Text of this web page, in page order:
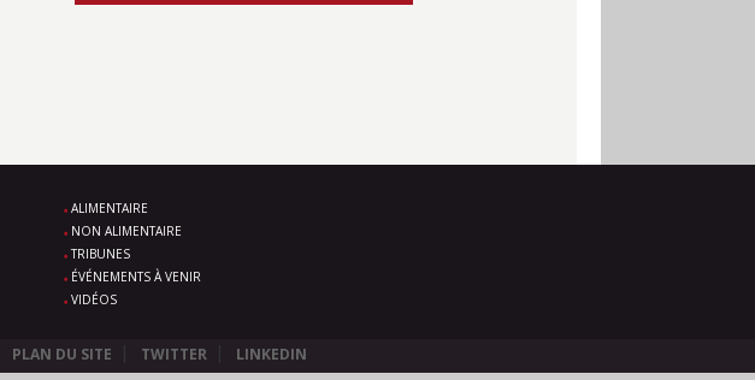
ALIMENTAIRE
NON ALIMENTAIRE
TRIBUNES
ÉVÉNEMENTS À VENIR
VIDÉOS
PLAN DU SITE TWITTER LINKEDIN